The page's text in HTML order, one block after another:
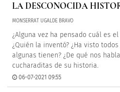
LA DESCONOCIDA
MONSERRAT UGALDE BRAVO
¿Alguna vez ha pensado cuál es
¿Quién la inventó? ¿Ha visto
algunas tienen? ¿De qué nos
cucharaditas de su historia.
06-07-2021 09:55